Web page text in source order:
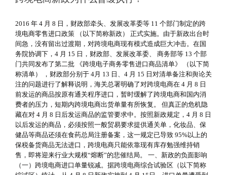
2016 年 4 月 8 日，财政部牵头、发展改革委等 11 个部门制定的跨
境电商零售进口政策 （以下简称新政） 正式实施。由于新政出台时
间急，没有留出过渡期，对跨境电商现有模式造成巨大冲击。在国
务院协调下，4 月 15 日，财政部、发展改革委、 商务部等 13 个部
门共同发布了第二批 《跨境电子商务零售进口商品清单》 （以下简
称清单） ，财政部分别于 4月 13 日、4 月 15 日对清单备注和舆论关
注的问题进行了解释说明，海关总署明确了对跨境电商在 4 月 8 日
前发运的商品按原有通关程序进口，暂时缓解了跨境电商和国内消
费者的压力，短期内跨境电商出货单量有所恢复。 但真正的危机隐
藏在对 4 月 8 日后发运商品的监管要求中。按照新政规定，4 月 8 日
以后发运的商品，必须按照一般贸易要求提供通关单，化妆品、保
健品等商品还须在食药总局注册备案，这一规定已导致 95%以上的
保税备货商品无法进口，跨境电商只能依靠现有库存勉强维持销
售，即将迎来行业大规模“熔断”的悲催结局。 一、新政的负面影响
（一）跨境电商进口单量锐减。据跨境电商综合试验区（以下简称